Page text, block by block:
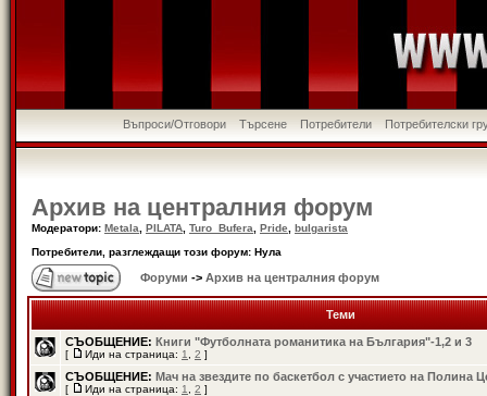
Въпроси/Отговори Търсене Потребители Потребителски
Архив на централния форум
Модератори: Metala PILATA Turo_Bufera Pride
bulgarista
Потребители, разглеждащи този форум: Нула
Форуми -> Архив на централния форум
Теми
СЪОБЩЕНИЕ: Книги "Футболната романитика на България"-1,2 и 3
[ Иди на страница: 1 2 ]
СЪОБЩЕНИЕ: Мач на звездите по баскетбол с участието на Полина
[ Иди на страница: 1 2 ]